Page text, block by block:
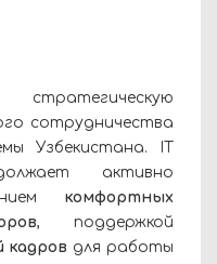
сотрудничества
Узбекистана. IT
активно
комфортных
, поддержкой
кадров для работы